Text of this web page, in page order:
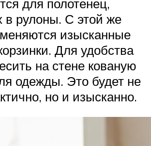
для полотенец,
в рулоны. С этой же
изысканные
Для удобства
на стене кованую
одежды. Это будет не
но и изысканно.